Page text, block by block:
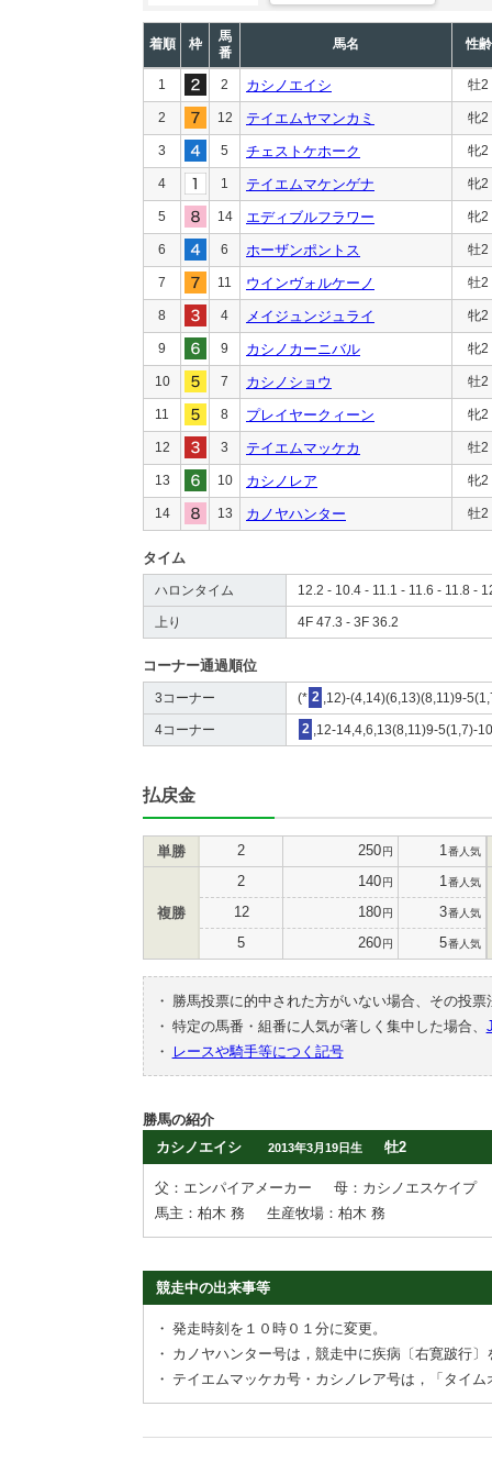
着順 枠
馬
番
馬名 性齢
1 2 カシノエイシ 牡2
2 12 テイエムヤマンカミ 牝2
3 5 チェストケホーク 牝2
4 1 テイエムマケンゲナ 牝2
5 14 エディブルフラワー 牝2
6 6 ホーザンポントス 牡2
7 11 ウインヴォルケーノ 牡2
8 4 メイジュンジュライ 牝2
9 9 カシノカーニバル 牝2
10 7 カシノショウ 牡2
11 8 プレイヤークィーン 牝2
12 3 テイエムマッケカ 牡2
13 10 カシノレア 牝2
14 13 カノヤハンター 牡2
タイム
ハロンタイム 12.2 - 10.4 - 11.1 - 11.6 - 11.8 -
上り 4F 47.3 - 3F 36.2
コーナー通過順位
3コーナー (* 2 ,12)-(4,14)(6,13)(8,11)9-
4コーナー 2 ,12-14,4,6,13(8,11)9-5(1,7)-
払戻金
単勝 2 250円 1 番人気
複勝
2 140円 1 番人気
12 180円 3番人気
5 260円 5番人気
・
勝馬投票に的中された方がいない場合、その投
・ 特定の馬番・組番に人気が著しく集中した場合、
・
レースや騎手等につく記号
勝馬の紹介
カシノエイシ
2013年3月19日生 牡2
父：エンパイアメーカー
母：カシノエスケイプ
馬主：柏木 務
生産牧場：柏木 務
競走中の出来事等
・ 発走時刻を１０時０１分に変更。
・ カノヤハンター号は，競走中に疾病〔右寛跛行
・ テイエムマッケカ号・カシノレア号は，「タイ